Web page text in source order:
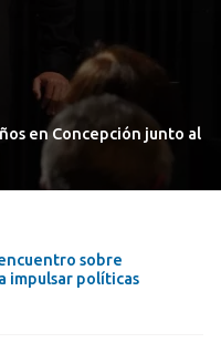
en Concepción junto al
sobre
impulsar políticas